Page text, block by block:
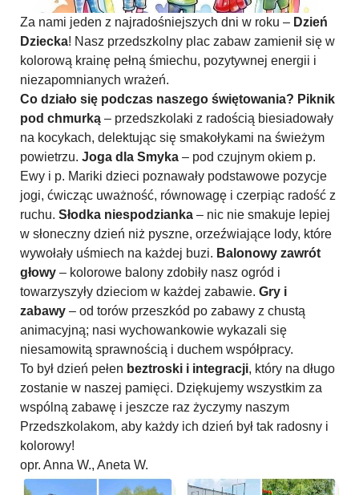
Za nami jeden z najradośniejszych dni w roku – Dzień
Dziecka! Nasz przedszkolny plac zabaw zamienił się w
kolorową krainę pełną śmiechu, pozytywnej energii i
niezapomnianych wrażeń.
Co działo się podczas naszego świętowania? Piknik
pod chmurką – przedszkolaki z radością biesiadowały
na kocykach, delektując się smakołykami na świeżym
powietrzu. Joga dla Smyka – pod czujnym okiem p.
Ewy i p. Mariki dzieci poznawały podstawowe pozycje
jogi, ćwicząc uważność, równowagę i czerpiąc radość z
ruchu. Słodka niespodzianka – nic nie smakuje lepiej
w słoneczny dzień niż pyszne, orzeźwiające lody, które
wywołały uśmiech na każdej buzi. Balonowy zawrót
głowy – kolorowe balony zdobiły nasz ogród i
towarzyszyły dzieciom w każdej zabawie. Gry i
zabawy – od torów przeszkód po zabawy z chustą
animacyjną; nasi wychowankowie wykazali się
niesamowitą sprawnością i duchem współpracy.
To był dzień pełen beztroski i integracji, który na długo
zostanie w naszej pamięci. Dziękujemy wszystkim za
wspólną zabawę i jeszcze raz życzymy naszym
Przedszkolakom, aby każdy ich dzień był tak radosny i
kolorowy!
opr. Anna W., Aneta W.